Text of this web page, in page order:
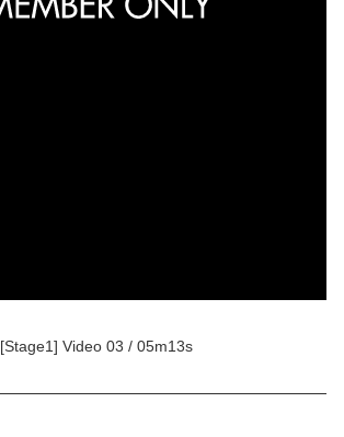
[Stage1] Video 03 / 05m13s